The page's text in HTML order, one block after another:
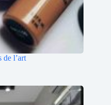
de l’art